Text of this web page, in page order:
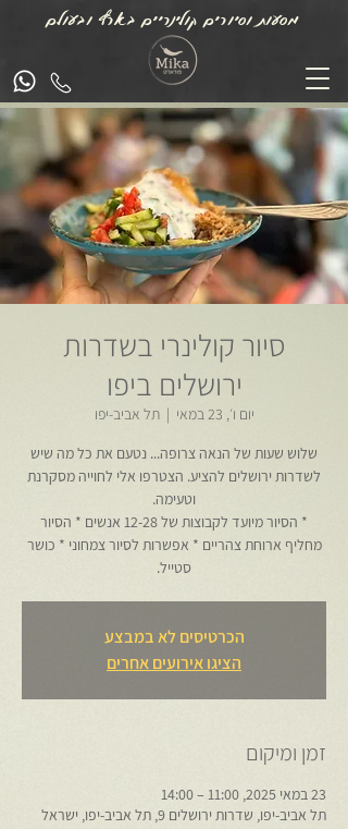
מסעות וסיורים קולינריים בארץ ובעולם
סיור קולינרי בשדרות
ירושלים ביפו
יום ו׳, 23 במאי
  |
תל אביב-יפו
שלוש שעות של הנאה צרופה... נטעם את כל מה שיש
לשדרות ירושלים להציע. הצטרפו אלי לחוייה מסקרנת
* הסיור מיועד לקבוצות של 12-28 אנשים * הסיור
מחליף ארוחת צהריים * אפשרות לסיור צמחוני * כושר
סטייל.
הכרטיסים לא במבצע
הציגו אירועים אחרים
זמן ומיקום
23 במאי 2025, 11:00 – 14:00
תל אביב-יפו, שדרות ירושלים 9, תל אביב-יפו, ישראל